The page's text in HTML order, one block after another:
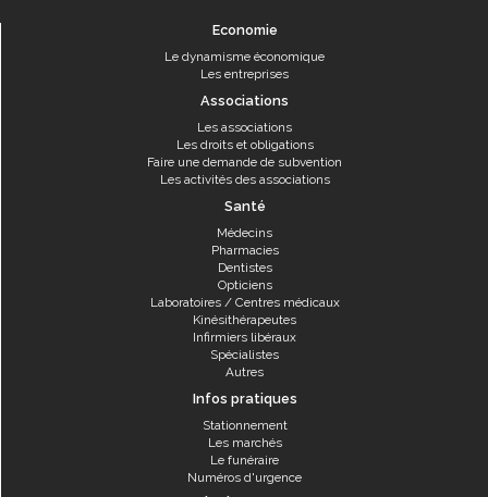
Economie
Le dynamisme économique
Les entreprises
Associations
Les associations
Les droits et obligations
Faire une demande de subvention
Les activités des associations
Santé
Médecins
Pharmacies
Dentistes
Opticiens
Laboratoires / Centres médicaux
Kinésithérapeutes
Infirmiers libéraux
Spécialistes
Autres
Infos pratiques
Stationnement
Les marchés
Le funéraire
Numéros d'urgence